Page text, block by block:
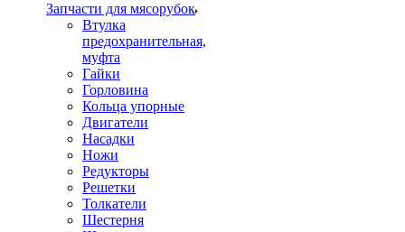
Запчасти для мясорубок
Втулка
предохранительная,
муфта
Гайки
Горловина
Кольца упорные
Двигатели
Насадки
Ножи
Редукторы
Решетки
Толкатели
Шестерня